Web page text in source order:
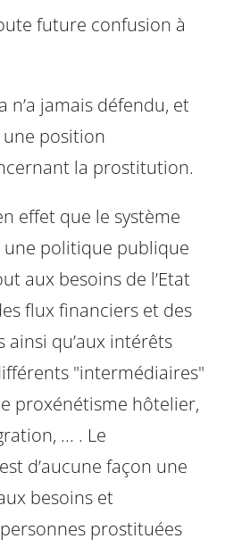
future confusion à
n’a jamais défendu, et
position
la prostitution.
effet que le système
politique publique
aux besoins de l’Etat
flux financiers et des
qu’aux intérêts
"intermédiaires"
proxénétisme hôtelier,
... . Le
d’aucune façon une
besoins et
prostituées